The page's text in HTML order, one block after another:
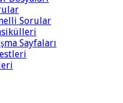
Sorular
Sayfaları